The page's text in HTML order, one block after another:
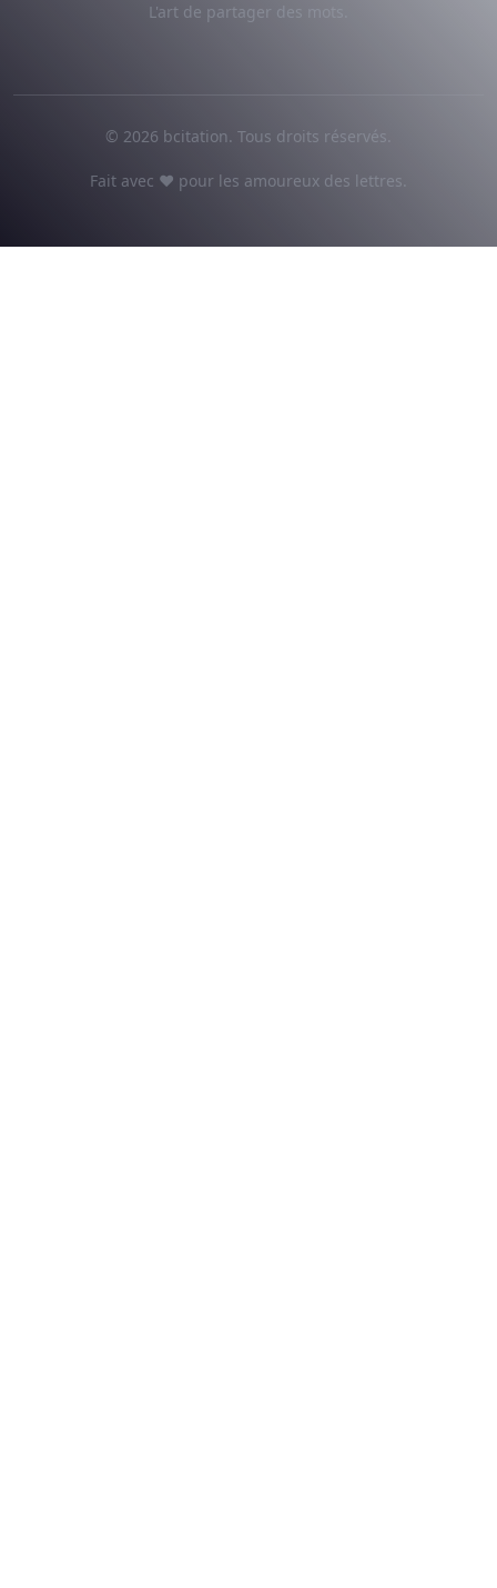
L'art de partager des mots.
© 2026 bcitation. Tous droits réservés.
Fait avec ♥ pour les amoureux des lettres.